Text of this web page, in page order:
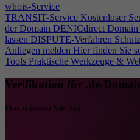
whois-Service
TRANSIT-Service Kostenloser
der Domain DENICdirect
lassen DISPUTE-Verfahren
Anliegen melden Hier finden Sie
Tools Praktische Werkzeuge &
Verifikation für .de-
Das müssen Sie tun